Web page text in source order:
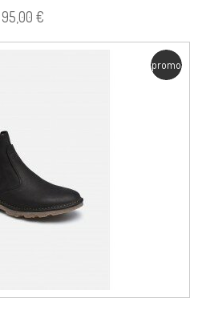
95,00 €
promo